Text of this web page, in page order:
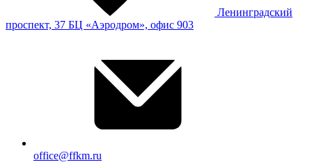
Ленинградский
проспект, 37 БЦ «Аэродром», офис 903
office@ffkm.ru